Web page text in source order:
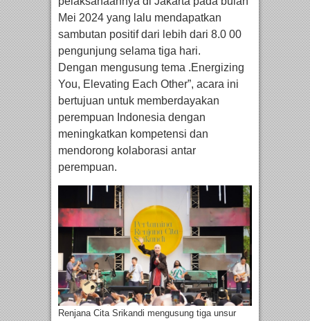
Mei 2024 yang lalu mendapatkan
sambutan positif dari lebih dari 8.0 00
pengunjung selama tiga hari.
Dengan mengusung tema .Energizing
You, Elevating Each Other”, acara ini
bertujuan untuk memberdayakan
perempuan Indonesia dengan
meningkatkan kompetensi dan
mendorong kolaborasi antar
perempuan.
Renjana Cita Srikandi mengusung tiga unsur